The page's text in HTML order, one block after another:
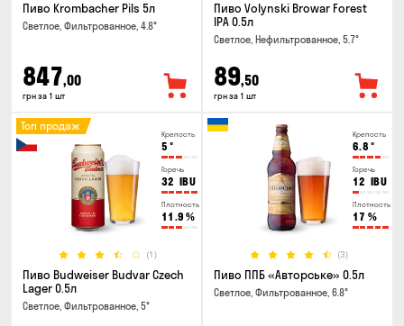
Пиво Krombacher Pils 5л
Светлое, Фильтрованное, 4.8°
847,00
грн за 1 шт
Пиво Volynski Browar Forest
IPA 0.5л
Светлое, Нефильтрованное, 5.7°
89,50
грн за 1 шт
Крепость
5 °
Горечь
32 IBU
Плотность
11.9 %
(1)
Топ продаж
Пиво Budweiser Budvar Czech
Lager 0.5л
Светлое, Фильтрованное, 5°
Крепость
6.8 °
Горечь
12 IBU
Плотность
17 %
(3)
Пиво ППБ «Авторське» 0.5л
Светлое, Фильтрованное, 6.8°